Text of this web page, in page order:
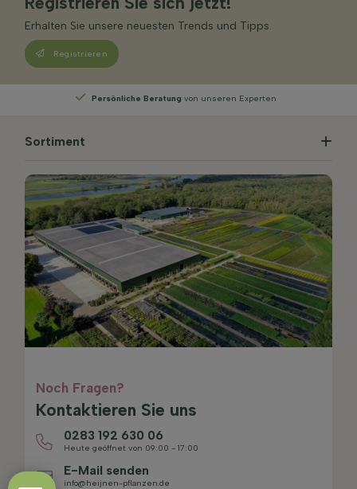
Erhalten Sie unsere neuesten Trends und Tipps.
Registrieren
Persönliche Beratungvon unseren Experten
Sortiment
Noch Fragen?
Kontaktieren Sie uns
0283 192 630 06
Heute geöffnet von 09:00 - 17:00
E-Mail senden
info@heijnen-pflanzen.de